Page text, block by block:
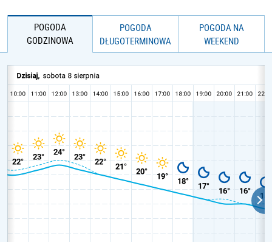
POGODA
GODZINOWA
POGODA
DŁUGOTERMINOWA
POGODA NA
WEEKEND